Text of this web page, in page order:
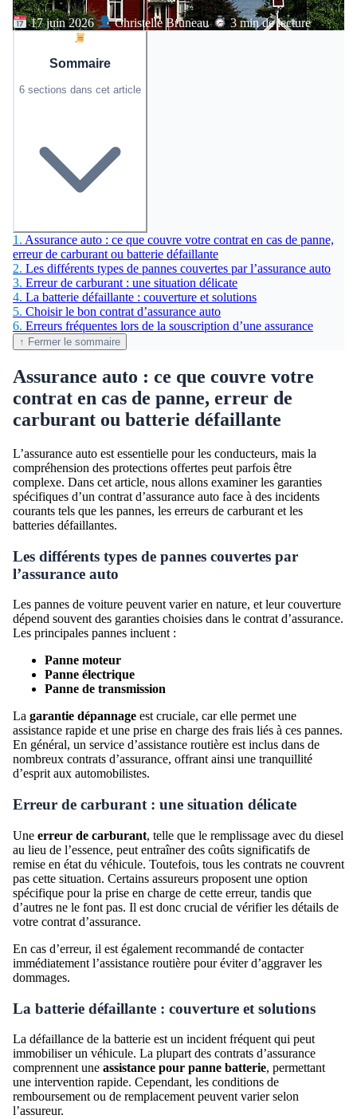
17 juin 2026 Christelle Bruneau 3 min de lecture
Sommaire
6 sections dans cet article
1. Assurance auto : ce que couvre votre contrat en cas de panne,
erreur de carburant ou batterie défaillante
2. Les différents types de pannes couvertes par l’assurance auto
3. Erreur de carburant : une situation délicate
4. La batterie défaillante : couverture et solutions
5. Choisir le bon contrat d’assurance auto
6. Erreurs fréquentes lors de la souscription d’une assurance
↑ Fermer le sommaire
Assurance auto : ce que couvre votre
contrat en cas de panne, erreur de
carburant ou batterie défaillante
L’assurance auto est essentielle pour les conducteurs, mais la
compréhension des protections offertes peut parfois être
complexe. Dans cet article, nous allons examiner les garanties
spécifiques d’un contrat d’assurance auto face à des incidents
courants tels que les pannes, les erreurs de carburant et les
batteries défaillantes.
Les différents types de pannes couvertes par
l’assurance auto
Les pannes de voiture peuvent varier en nature, et leur couverture
dépend souvent des garanties choisies dans le contrat d’assurance.
Les principales pannes incluent :
Panne moteur
Panne électrique
Panne de transmission
La garantie dépannage est cruciale, car elle permet une
assistance rapide et une prise en charge des frais liés à ces pannes.
En général, un service d’assistance routière est inclus dans de
nombreux contrats d’assurance, offrant ainsi une tranquillité
d’esprit aux automobilistes.
Erreur de carburant : une situation délicate
Une erreur de carburant, telle que le remplissage avec du diesel
au lieu de l’essence, peut entraîner des coûts significatifs de
remise en état du véhicule. Toutefois, tous les contrats ne couvrent
pas cette situation. Certains assureurs proposent une option
spécifique pour la prise en charge de cette erreur, tandis que
d’autres ne le font pas. Il est donc crucial de vérifier les détails de
votre contrat d’assurance.
En cas d’erreur, il est également recommandé de contacter
immédiatement l’assistance routière pour éviter d’aggraver les
dommages.
La batterie défaillante : couverture et solutions
La défaillance de la batterie est un incident fréquent qui peut
immobiliser un véhicule. La plupart des contrats d’assurance
comprennent une assistance pour panne batterie, permettant
une intervention rapide. Cependant, les conditions de
remboursement ou de remplacement peuvent varier selon
l’assureur.